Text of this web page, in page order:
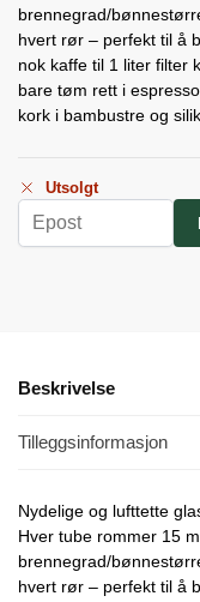
brennegrad/
hvert rør – perfekt til å
nok kaffe til 1 liter filter
bare tøm rett i
kork i bambustre og
Utsolgt
Beskrivelse
Tilleggsinformasjon
Nydelige og lufttette
Hver tube rommer 15
brennegrad/
hvert rør – perfekt til å